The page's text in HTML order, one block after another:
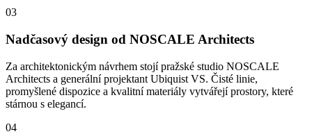
03
Nadčasový design od NOSCALE Architects
Za architektonickým návrhem stojí pražské studio NOSCALE
Architects a generální projektant Ubiquist VS. Čisté linie,
promyšlené dispozice a kvalitní materiály vytvářejí prostory, které
stárnou s elegancí.
04